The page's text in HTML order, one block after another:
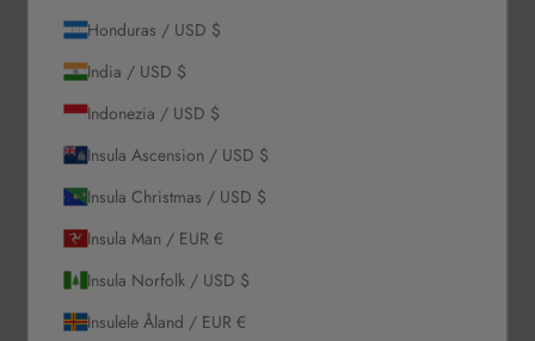
Honduras / USD $
India / USD $
Indonezia / USD $
Insula Ascension / USD $
Insula Christmas / USD $
Insula Man / EUR €
Insula Norfolk / USD $
Insulele Åland / EUR €